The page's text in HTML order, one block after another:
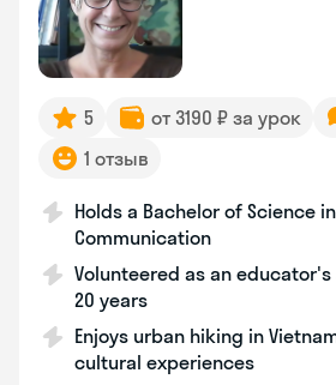
5 от 3190 ₽ за урок
1 отзыв
Holds a Bachelor of Science
Communication
Volunteered as an
20 years
Enjoys urban hiking in
cultural experiences